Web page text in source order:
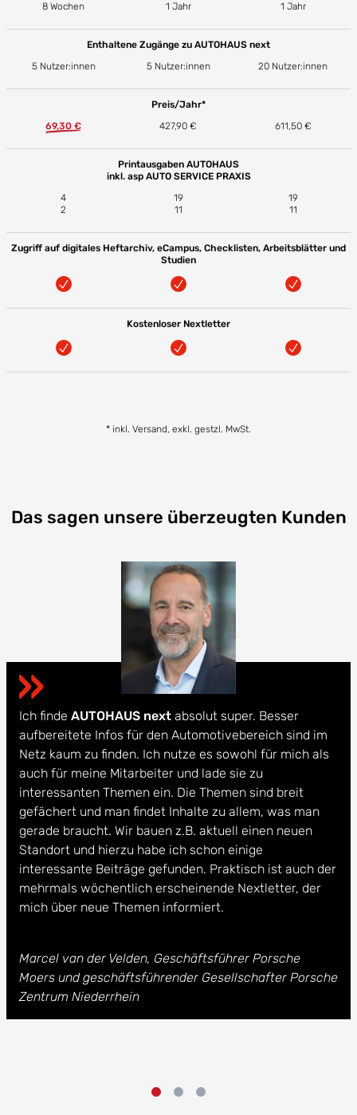
8 Wochen
1 Jahr 1 Jahr
Enthaltene Zugänge zu AUTOHAUS next
5 Nutzer:innen
5 Nutzer:innen 20 Nutzer:innen
Preis/Jahr*
69,30 €
427,90 € 611,50 €
Printausgaben AUTOHAUS
inkl. asp AUTO SERVICE PRAXIS
4
2
19
11
19
11
Zugriff auf digitales Heftarchiv, eCampus, Checklisten, Arbeitsblätter und
Studien
Kostenloser Nextletter
* inkl. Versand, exkl. gestzl. MwSt.
Das sagen unsere überzeugten Kunden
Ich finde AUTOHAUS next absolut super. Besser
aufbereitete Infos für den Automotivebereich sind im
Netz kaum zu finden. Ich nutze es sowohl für mich als
auch für meine Mitarbeiter und lade sie zu
interessanten Themen ein. Die Themen sind breit
gefächert und man findet Inhalte zu allem, was man
gerade braucht. Wir bauen z.B. aktuell einen neuen
Standort und hierzu habe ich schon einige
interessante Beiträge gefunden. Praktisch ist auch der
mehrmals wöchentlich erscheinende Nextletter, der
mich über neue Themen informiert.
Marcel van der Velden, Geschäftsführer Porsche
Moers und geschäftsführender Gesellschafter Porsche
Zentrum Niederrhein